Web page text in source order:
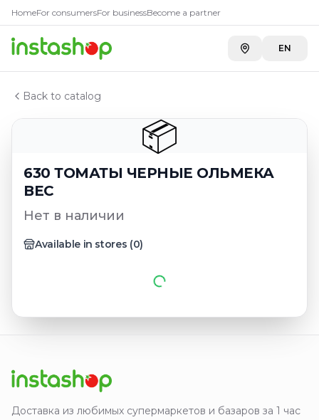
HomeFor consumersFor businessBecome a partner
EN
Back to catalog
📦
630 ТОМАТЫ ЧЕРНЫЕ ОЛЬМЕКА
ВЕС
Нет в наличии
Available in stores (0)
Главная
Каталог
630 ТОМАТЫ ЧЕРНЫЕ ОЛЬМЕКА ВЕС
Доставка из любимых супермаркетов и базаров за 1 час